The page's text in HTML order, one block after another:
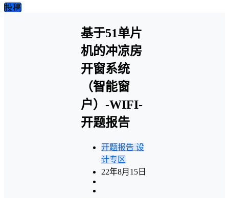
投稿
基于51单片
机的冲凉房
开窗系统
（智能窗
户）-WIFI-
开题报告
开题报告 设
计专区
22年8月15日